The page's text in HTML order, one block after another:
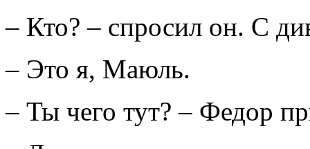
– Кто? – спросил он. С
– Это я, Маюль.
– Ты чего тут? – Федор